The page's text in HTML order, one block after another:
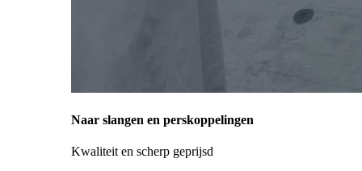
Naar slangen en perskoppelingen
Kwaliteit en scherp geprijsd